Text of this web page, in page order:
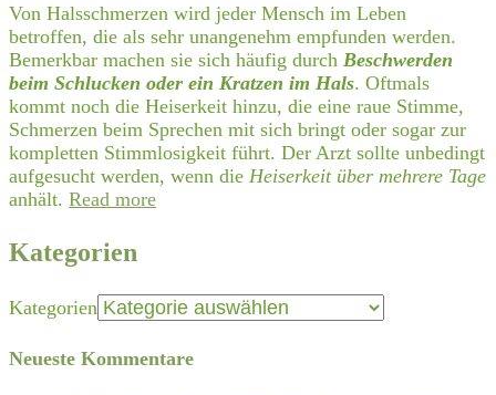
Von Halsschmerzen wird jeder Mensch im Leben
betroffen, die als sehr unangenehm empfunden werden.
Bemerkbar machen sie sich häufig durch Beschwerden
beim Schlucken oder ein Kratzen im Hals. Oftmals
kommt noch die Heiserkeit hinzu, die eine raue Stimme,
Schmerzen beim Sprechen mit sich bringt oder sogar zur
kompletten Stimmlosigkeit führt. Der Arzt sollte unbedingt
aufgesucht werden, wenn die Heiserkeit über mehrere Tage
anhält. Read more
Kategorien
Kategorien
Neueste Kommentare